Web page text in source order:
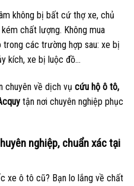
không bị bất cứ thợ xe, chủ
chất lượng. Không mua
các trường hợp sau: xe bị
kích, xe bị luộc đồ…
chuyên về dịch vụ cứu hộ ô tô,
tận nơi chuyên nghiệp phục
nghiệp, chuẩn xác tại
xe ô tô cũ? Bạn lo lắng về chất